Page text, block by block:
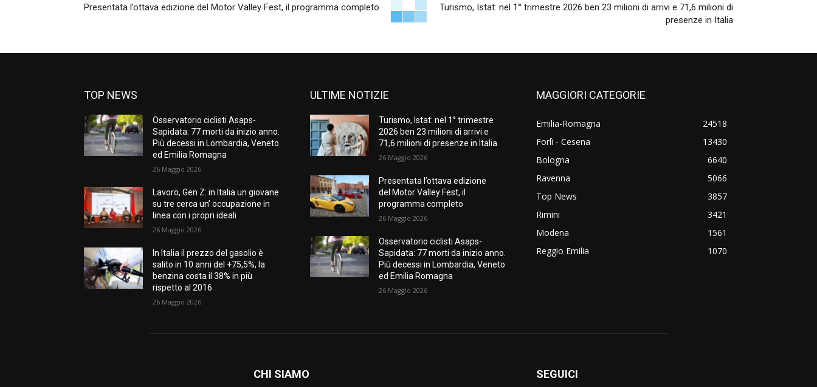
Presentata l’ottava edizione del Motor Valley Fest, il programma completo
Turismo, Istat: nel 1° trimestre 2026 ben 23 milioni di arrivi e 71,6 milioni di
presenze in Italia
TOP NEWS
Osservatorio ciclisti Asaps-
Sapidata: 77 morti da inizio anno.
Più decessi in Lombardia, Veneto
ed Emilia Romagna
26 Maggio 2026
Lavoro, Gen Z: in Italia un giovane
su tre cerca un’ occupazione in
linea con i propri ideali
26 Maggio 2026
In Italia il prezzo del gasolio è
salito in 10 anni del +75,5%, la
benzina costa il 38% in più
rispetto al 2016
26 Maggio 2026
ULTIME NOTIZIE
Turismo, Istat: nel 1° trimestre
2026 ben 23 milioni di arrivi e
71,6 milioni di presenze in Italia
26 Maggio 2026
Presentata l’ottava edizione
del Motor Valley Fest, il
programma completo
26 Maggio 2026
Osservatorio ciclisti Asaps-
Sapidata: 77 morti da inizio anno.
Più decessi in Lombardia, Veneto
ed Emilia Romagna
26 Maggio 2026
MAGGIORI CATEGORIE
Emilia-Romagna
24518
Forlì - Cesena
13430
Bologna
6640
Ravenna
5066
Top News
3857
Rimini
3421
Modena
1561
Reggio Emilia
1070
CHI SIAMO SEGUICI